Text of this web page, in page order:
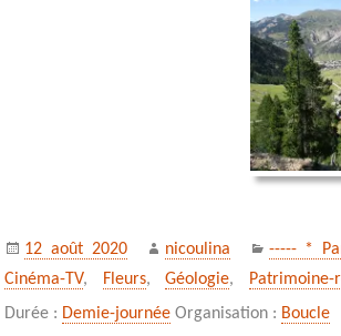
Publié
le
12 août 2020 Auteur
nicoulina ----- *
Cinéma-TV, Fleurs,Géologie, Patrimoine-
Durée : Demie-journée Organisation : Boucle